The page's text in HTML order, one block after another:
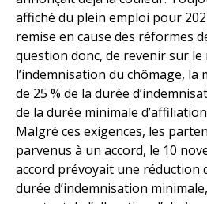
affiché du plein emploi pour
remise en cause des réformes
question donc, de revenir sur le
l’indemnisation du chômage,
de 25 % de la durée
de la durée minimale
Malgré ces exigences, les
parvenus à un accord, le 10
accord prévoyait une réduction
durée d’indemnisation